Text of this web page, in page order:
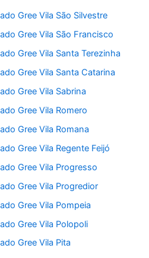
Gree Vila São Silvestre
Gree Vila São Francisco
Gree Vila Santa Terezinha
Gree Vila Santa Catarina
Gree Vila Sabrina
Gree Vila Romero
Gree Vila Romana
Gree Vila Regente Feijó
Gree Vila Progresso
Gree Vila Progredior
Gree Vila Pompeia
Gree Vila Polopoli
Gree Vila Pita